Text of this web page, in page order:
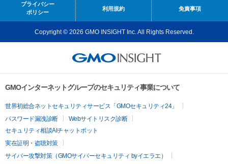
プライバシー
ポリシー
利用規約 免責事項
Copyright © 2026 GMO INSIGHT Inc. All Rights Reserved.
GMOインターネットグループのセキュリティ事業について
世界初総合ネットセキュリティサービス「GMOセキュリティ24」
パスワード漏洩診断
Webサイトリスク診断
セキュリティ相談AIチャットボット
実在証明・盗聴対策
サイバー攻撃対策（GMOサイバーセキュリティ byイエラエ）